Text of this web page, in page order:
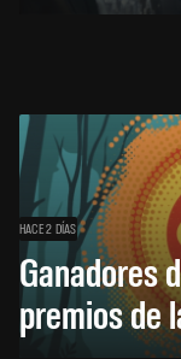
HACE 2 DÍAS
Ganadores
premios de